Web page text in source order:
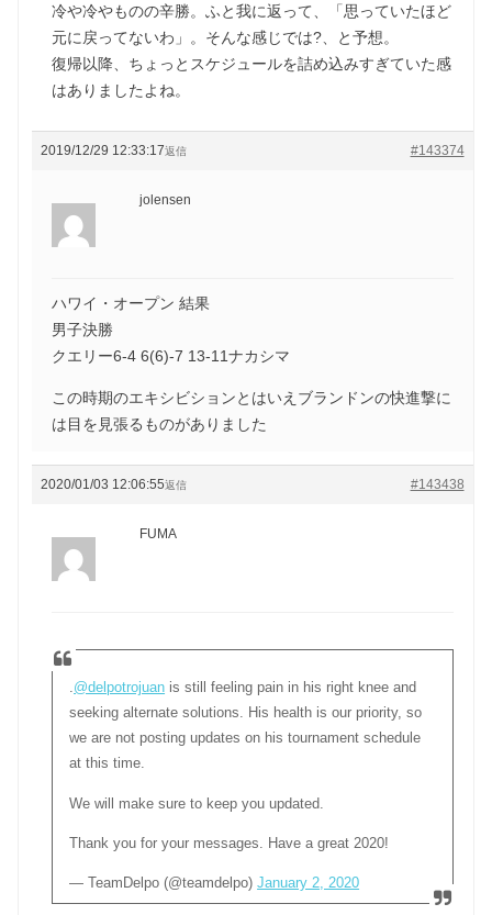
冷や冷やものの辛勝。ふと我に返って、「思っていたほど
元に戻ってないわ」。そんな感じでは?、と予想。
復帰以降、ちょっとスケジュールを詰め込みすぎていた感
はありましたよね。
2019/12/29 12:33:17 #143374
返信
jolensen
ハワイ・オープン 結果
男子決勝
クエリー6-4 6(6)-7 13-11ナカシマ
この時期のエキシビションとはいえブランドンの快進撃に
は目を見張るものがありました
2020/01/03 12:06:55 #143438
返信
FUMA
.@delpotrojuan is still feeling pain in his right knee and
seeking alternate solutions. His health is our priority, so
we are not posting updates on his tournament schedule
at this time.
We will make sure to keep you updated.
Thank you for your messages. Have a great 2020!
— TeamDelpo (@teamdelpo)January 2, 2020